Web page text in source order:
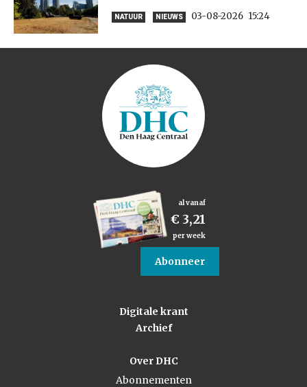
NATUUR NIEUWS 03-08-2026 15:24
al vanaf
€ 3,21
per week
Abonneer
Digitale krant
Archief
Over DHC
Abonnementen